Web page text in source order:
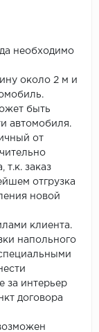
необходимо
около 2 м и
быть
автомобиля.
от
т.к. заказ
отгрузка
новой
клиента.
напольного
за интерьер
договора